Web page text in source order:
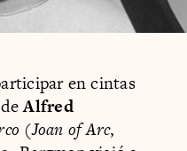
en cintas
Alfred
(Joan of Arc,